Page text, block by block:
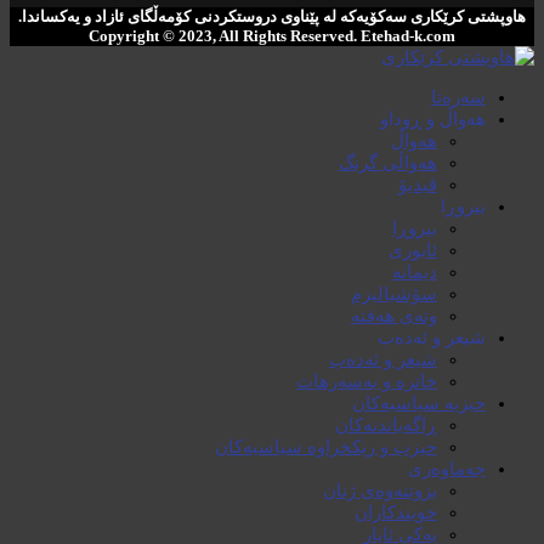
هاوپشتی کرێکاری سەکۆیەکە لە پێناوی دروستکردنی کۆمەڵگای ئازاد و یەکساندا.
Copyright © 2023, All Rights Reserved. ‌Etehad-k.com
سەرەتا
هەواڵ و ڕوداو
هەواڵ
هەواڵی گرنگ
ڤیدیۆ
بیروڕا
بیروڕا
ئابوری
دیمانە
سۆشیالیزم
وتەی هەفتە
شیعر و ئەدەب
شیعر و ئەدەب
خاترە و بەسەرهات
حیزبە سیاسیەکان
ڕاگەیاندنەکان
حیزب و ریکخراوە سیاسیەکان
جەماوەری
بزوتنەوەی ژنان
خویند‌کاران
یەکی ئایار